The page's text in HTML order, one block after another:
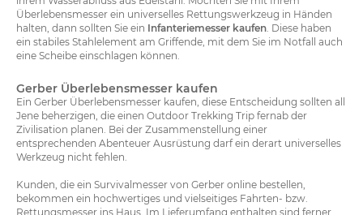
Überlebensmesser ein universelles Rettungswerkzeug in Händen
halten, dann sollten Sie ein Infanteriemesser kaufen . Diese haben
ein stabiles Stahlelement am Griffende, mit dem Sie im Notfall auch
eine Scheibe einschlagen können.
Gerber Überlebensmesser kaufen
Ein Gerber Überlebensmesser kaufen, diese Entscheidung sollten all
Jene beherzigen, die einen Outdoor Trekking Trip fernab der
Zivilisation planen. Bei der Zusammenstellung einer
entsprechenden Abenteuer Ausrüstung darf ein derart universelles
Werkzeug nicht fehlen.
Kunden, die ein Survivalmesser von Gerber online bestellen,
bekommen ein hochwertiges und vielseitiges Fahrten- bzw.
Rettungsmesser ins Haus. Im Lieferumfang enthalten sind ferner